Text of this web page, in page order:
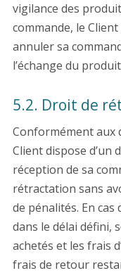
vigilance des
commande, le
annuler sa
l’échange du
5.2. Droit de
Conformément aux
Client dispose d’un
réception de sa
rétractation sans
de pénalités. En
dans le délai défini,
achetés et les frais
frais de retour